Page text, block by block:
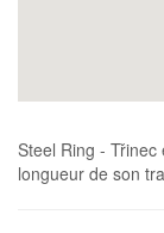
Steel Ring -
longueur de son